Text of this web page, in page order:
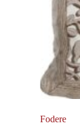
Fodere